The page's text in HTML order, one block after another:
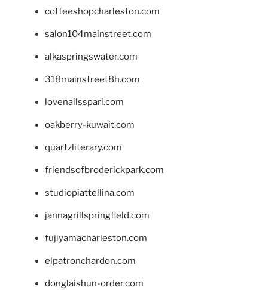
coffeeshopcharleston.com
salon104mainstreet.com
alkaspringswater.com
318mainstreet8h.com
lovenailsspari.com
oakberry-kuwait.com
quartzliterary.com
friendsofbroderickpark.com
studiopiattellina.com
jannagrillspringfield.com
fujiyamacharleston.com
elpatronchardon.com
donglaishun-order.com